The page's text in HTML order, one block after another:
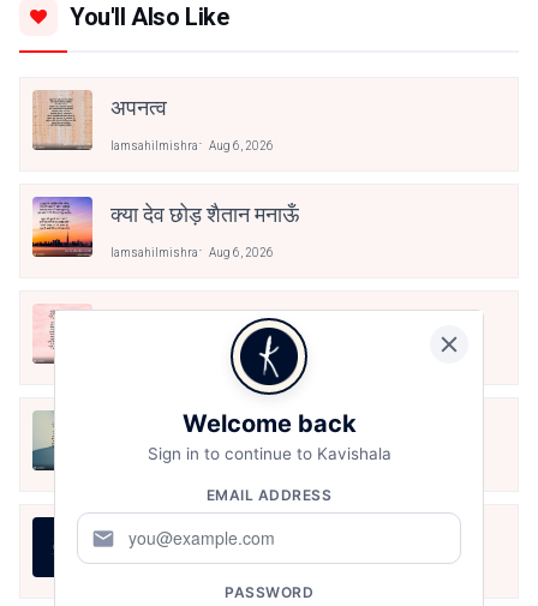
You'll Also Like
अपनत्व
Iamsahilmishra Aug 6, 2026
क्या देव छोड़ शैतान मनाऊँ
Iamsahilmishra Aug 6, 2026
आओ पथिक मेहनत करो
Aug 6, 2026
मैं पूजा का फूल हूँ
Iamsahilmishra
असली स्वाद
Welcome back
Sign in to continue to Kavishala
EMAIL ADDRESS
mail
PASSWORD